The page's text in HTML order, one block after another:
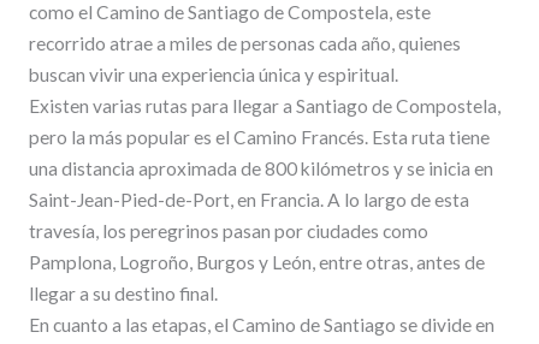
como el Camino de Santiago de Compostela, este
recorrido atrae a miles de personas cada año, quienes
buscan vivir una experiencia única y espiritual.
Existen varias rutas para llegar a Santiago de Compostela,
pero la más popular es el Camino Francés. Esta ruta tiene
una distancia aproximada de 800 kilómetros y se inicia en
Saint-Jean-Pied-de-Port, en Francia. A lo largo de esta
travesía, los peregrinos pasan por ciudades como
Pamplona, Logroño, Burgos y León, entre otras, antes de
llegar a su destino final.
En cuanto a las etapas, el Camino de Santiago se divide en